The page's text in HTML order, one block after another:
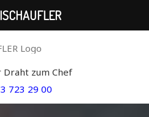
zum Chef
723 29 00